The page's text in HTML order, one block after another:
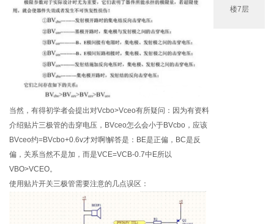
当然，有得初学者会提出对Vcbo>Vceo有所疑问：因为有资料
介绍贴片三极管的击穿电压，BVceo怎么会小于BVcbo，应该
BVceo约=BVcbo+0.6v才对啊!解答是：BE是正偏，BC是反
偏，关系当然不是加，而是VCE=VCB-0.7中E所以
VBO>VCEO。
使用贴片开关三极管需要注意的几点误区：
楼7层